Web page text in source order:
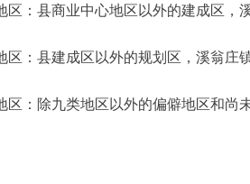
县商业中心地区以外的建成区，溪
：县建成区以外的规划区，溪翁庄
：除九类地区以外的偏僻地区和尚